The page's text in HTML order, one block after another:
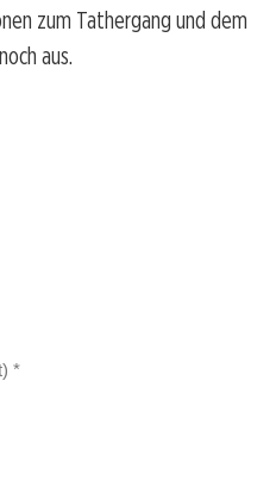
zum Tathergang und dem
aus.